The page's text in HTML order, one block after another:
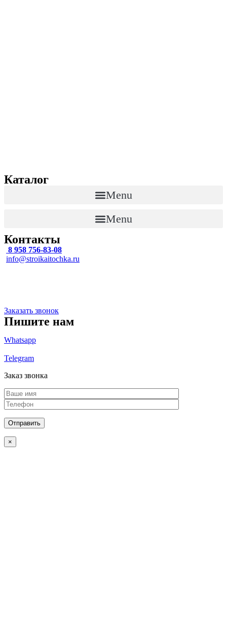
Каталог
Menu
Menu
Контакты
8 958 756-83-08
info@stroikaitochka.ru
Заказать звонок
Пишите нам
Whatsapp
Telegram
Заказ звонка
×